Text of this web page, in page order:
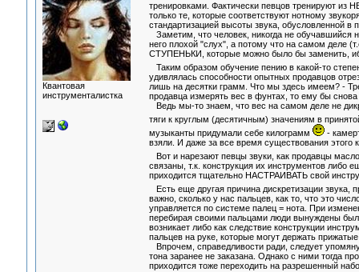
Квантовая
инструменталистка
тренировками. Фактически певцов тренируют
только те, которые соответствуют нотному
стандартизацией высоты звука, обусловленной в
Заметим, что человек, никогда не обучавшийся
него плохой "слух", а потому что на самом деле
СТУПЕНЬКИ, которые можно было бы заменить,
Таким образом обучение пению в какой-то
удивлялась способности опытных продавцов
лишь на десятки грамм. Что мы здесь имеем? -
продавца измерять вес в фунтах, то ему бы
Ведь мы-то знаем, что вес на самом деле не
тяги к круглым (десятичным) значениям в
музыканты придумали себе килограмм
-
взяли. И даже за все время существования этого
Вот и нарезают певцы звуки, как продавцы
связаны, т.к. конструкция их инструментов либо
приходится тщательно НАСТРАИВАТЬ свой
Есть еще другая причина дискретизации звука,
важно, сколько у нас пальцев, как то, что это
управляется по системе палец = нота. При
перебирая своими пальцами люди вынуждены
возникает либо как следствие конструкции
пальцев на руке, которые могут держать
Впрочем, справедливости ради, следует
тона заранее не заказана. Однако с ними тогда
приходится тоже переходить на разрешенный